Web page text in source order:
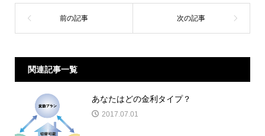
関連記事一覧
あなたはどの金利タイプ？
2017.07.01